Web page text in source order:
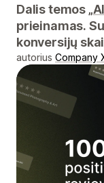
Dalis temos „
prieinamas.
konversijų
autorius Company